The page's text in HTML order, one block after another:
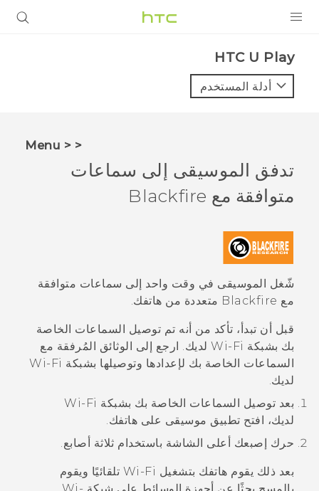
VIVE
VIVERSE
البرامج + التطبيقات
أجهزة HTC والملحقات
HTC U Play‎
أدلة المستخدم
< < Menu
تدفق الموسيقى إلى سماعات
متوافقة مع Blackfire
شّغل الموسيقى في وقت واحد إلى سماعات متوافقة
مع Blackfire متعددة من هاتفك.
قبل أن تبدأ، تأكد من أنه تم توصيل السماعات الخاصة
بك بشبكة Wi‍-Fi لديك. ارجع إلى الوثائق المُرفقة مع
السماعات الخاصة بك لإعدادها وتوصيلها بشبكة Wi‍-Fi
لديك.
بعد توصيل السماعات الخاصة بك بشبكة Wi‍-Fi
لديك، افتح تطبيق موسيقى على هاتفك.
حرك إصبعك أعلى الشاشة باستخدام ثلاثة أصابع.
بعد ذلك يقوم هاتفك بتشغيل Wi‍-Fi تلقائيًا ويقوم